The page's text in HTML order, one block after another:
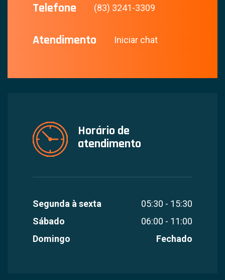
Telefone (83) 3241-3309
Atendimento Iniciar chat
Horário de
atendimento
Segunda à sexta
05:30 - 15:30
Sábado
06:00 - 11:00
Domingo
Fechado